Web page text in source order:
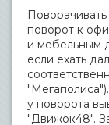
поворот к
и мебельным
если ехать
у поворота
"Движок48".